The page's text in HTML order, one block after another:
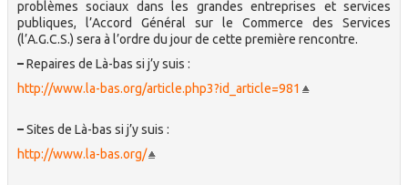
problèmes sociaux dans les grandes entreprises et services
publiques, l’Accord Général sur le Commerce des Services
(l’A.G.C.S.) sera à l’ordre du jour de cette première rencontre.
–Repaires de Là-bas si j’y suis :
http://www.la-bas.org/article.php3?id_article=981
–Sites de Là-bas si j’y suis :
http://www.la-bas.org/